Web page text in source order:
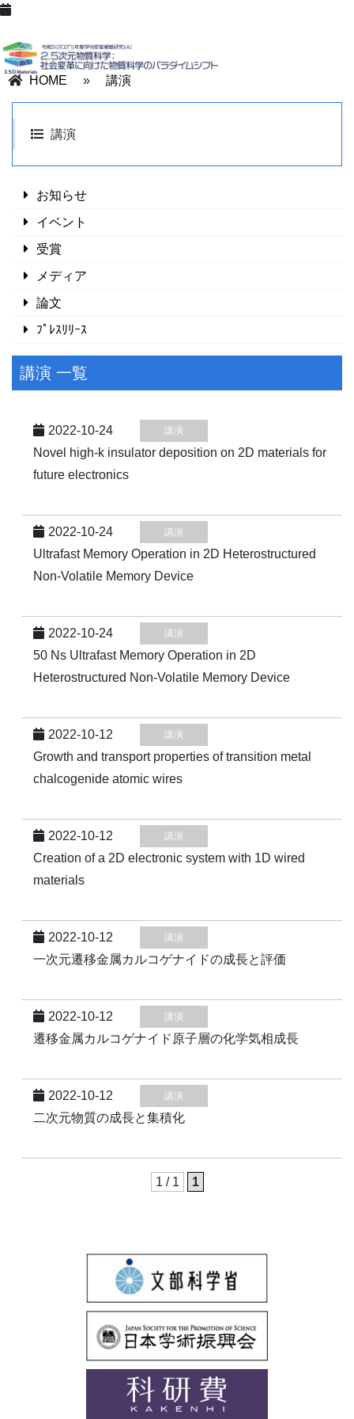
HOME » 講演
講演
お知らせ
イベント
受賞
メディア
論文
ﾌﾟﾚｽﾘﾘｰｽ
講演 一覧
2022-10-24 講演
Novel high-k insulator deposition on 2D materials for
future electronics
2022-10-24 講演
Ultrafast Memory Operation in 2D Heterostructured
Non-Volatile Memory Device
2022-10-24 講演
50 Ns Ultrafast Memory Operation in 2D
Heterostructured Non-Volatile Memory Device
2022-10-12 講演
Growth and transport properties of transition metal
chalcogenide atomic wires
2022-10-12 講演
Creation of a 2D electronic system with 1D wired
materials
2022-10-12 講演
一次元遷移金属カルコゲナイドの成長と評価
2022-10-12 講演
遷移金属カルコゲナイド原子層の化学気相成長
2022-10-12 講演
二次元物質の成長と集積化
1 / 1 1